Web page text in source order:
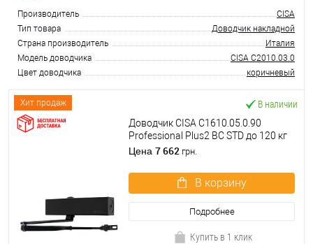
Производитель
CISA
Тип товара
Доводчик накладной
Страна производитель
Италия
Модель доводчика
CISA C2010.03.0
Цвет доводчика
коричневый
Хит продаж В наличии
Доводчик CISA C1610.05.0.90
Professional Plus2 BC STD до 120 кг
FIRE черный
Цена 7 662 грн.
В корзину
Подробнее
Купить в 1 клик